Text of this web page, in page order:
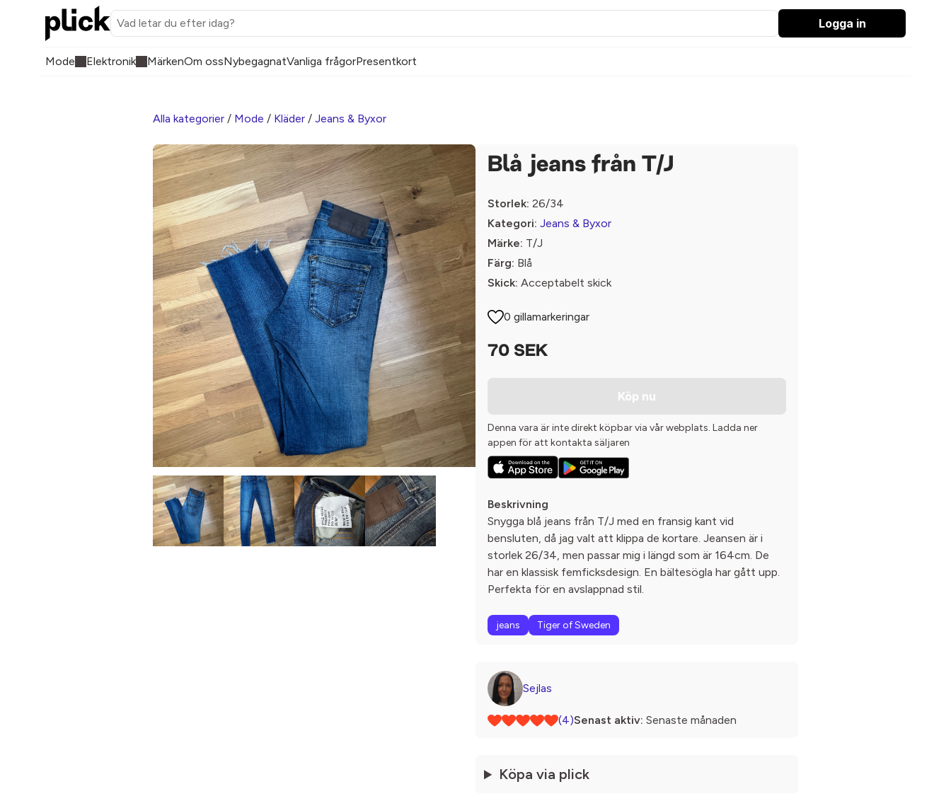
Logga in
Mode Elektronik MärkenOm ossNybegagnatVanliga frågorPresentkort
Alla kategorier / Mode / Kläder / Jeans & Byxor
Blå jeans från T/J
Storlek: 26/34
Kategori: Jeans & Byxor
Märke: T/J
Färg: Blå
Skick: Acceptabelt skick
0 gillamarkeringar
70 SEK
Köp nu
Denna vara är inte direkt köpbar via vår webplats. Ladda ner
appen för att kontakta säljaren
Beskrivning
Snygga blå jeans från T/J med en fransig kant vid
bensluten, då jag valt att klippa de kortare. Jeansen är i
storlek 26/34, men passar mig i längd som är 164cm. De
har en klassisk femficksdesign. En bältesögla har gått upp.
Perfekta för en avslappnad stil.
jeans Tiger of Sweden
Sejlas
(4)Senast aktiv: Senaste månaden
Köpa via plick